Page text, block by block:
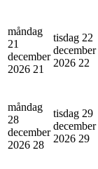
måndag
21
december
2026 21
tisdag 22
december
2026 22
måndag
28
december
2026 28
tisdag 29
december
2026 29